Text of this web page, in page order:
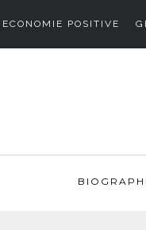
ECONOMIE POSITIVE